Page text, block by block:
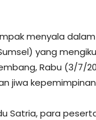
menyala
yang
Rabu (3/7/
jiwa
Satria, para